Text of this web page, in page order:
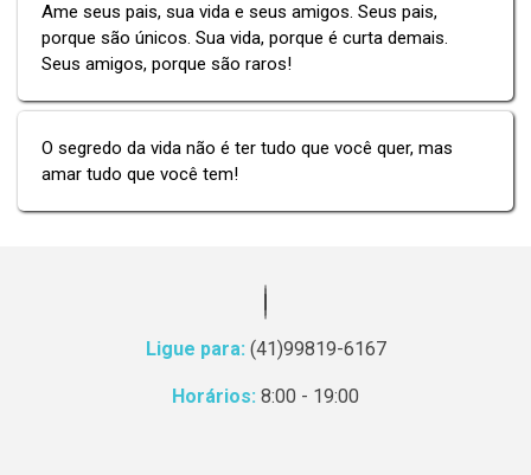
Ame seus pais, sua vida e seus amigos. Seus pais,
porque são únicos. Sua vida, porque é curta demais.
Seus amigos, porque são raros!
O segredo da vida não é ter tudo que você quer, mas
amar tudo que você tem!
Ligue para: (41)99819-6167
Horários: 8:00 - 19:00